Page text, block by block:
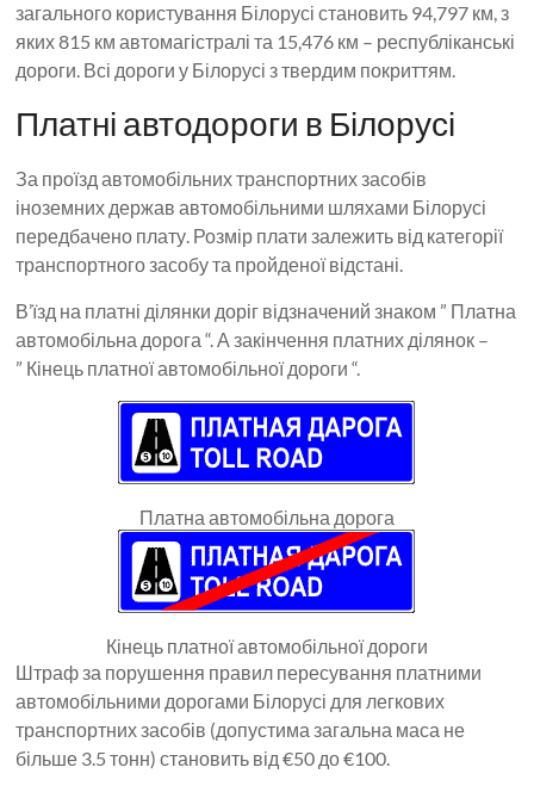
загального користування Білорусі становить 94,797 км, з
яких 815 км автомагістралі та 15,476 км – республіканські
дороги. Всі дороги у Білорусі з твердим покриттям.
Платні автодороги в Білорусі
За проїзд автомобільних транспортних засобів
іноземних держав автомобільними шляхами Білорусі
передбачено плату. Розмір плати залежить від категорії
транспортного засобу та пройденої відстані.
В’їзд на платні ділянки доріг відзначений знаком ” Платна
автомобільна дорога “. А закінчення платних ділянок –
” Кінець платної автомобільної дороги “.
Платна автомобільна дорога
Кінець платної автомобільної дороги
Штраф за порушення правил пересування платними
автомобільними дорогами Білорусі для легкових
транспортних засобів (допустима загальна маса не
більше 3.5 тонн) становить від €50 до €100.